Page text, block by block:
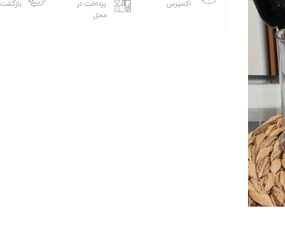
اکسپرس
پرداخت در
محل
بازگشت